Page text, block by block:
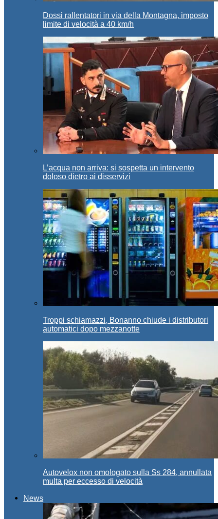
Dossi rallentatori in via della Montagna, imposto
limite di velocità a 40 km/h
L’acqua non arriva: si sospetta un intervento
doloso dietro ai disservizi
Troppi schiamazzi, Bonanno chiude i distributori
automatici dopo mezzanotte
Autovelox non omologato sulla Ss 284, annullata
multa per eccesso di velocità
News